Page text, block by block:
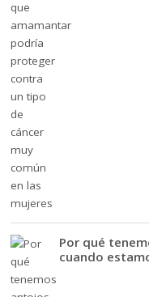
Por qué
cuando